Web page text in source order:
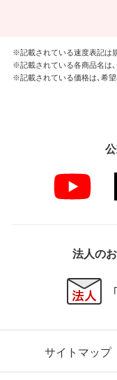
※記載されている速度表記は
※記載されている各商品名は
※記載されている価格は、希望
法人の
サイトマップ